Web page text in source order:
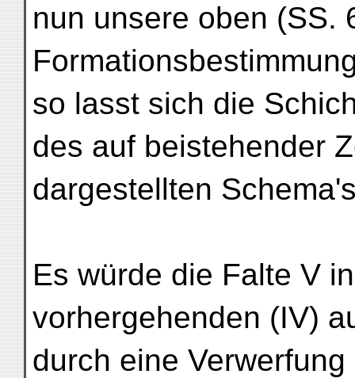
nun unsere oben
so lasst sich die
des auf beistehender
dargestellten
Es würde die Falte V
vorhergehenden (IV)
durch eine